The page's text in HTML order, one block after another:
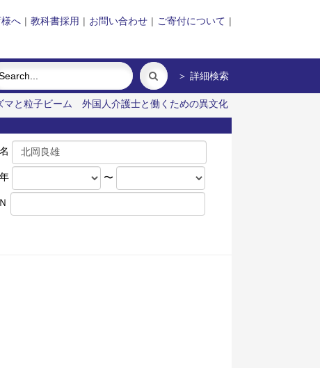
へ | 教科書採用 | お問い合わせ | ご寄付について |
＞ 詳細検索
マと粒子ビーム
外国人介護士と働くための異文化
〜